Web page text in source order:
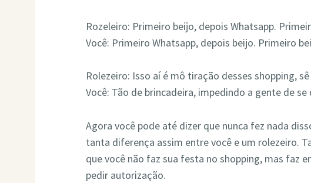
Rozeleiro: Primeiro beijo, depois Whatsapp.
Você: Primeiro Whatsapp, depois beijo. Primeiro
Rolezeiro: Isso aí é mô tiração desses shopping,
Você: Tão de brincadeira, impedindo a gente de se
Agora você pode até dizer que nunca fez nada
tanta diferença assim entre você e um rolezeiro.
que você não faz sua festa no shopping, mas faz
pedir autorização.